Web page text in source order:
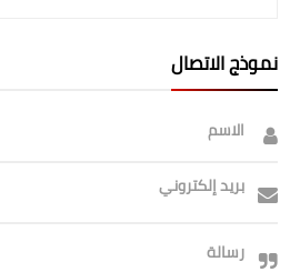
نموذج الاتصال
الاسم
بريد إلكتروني
رسالة